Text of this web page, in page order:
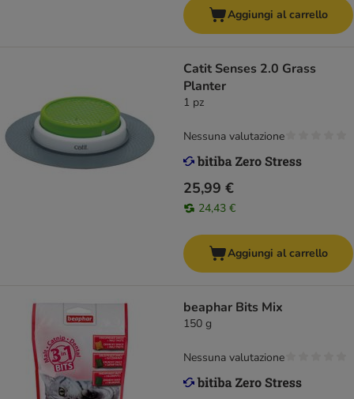
Aggiungi al carrello
Catit Senses 2.0 Grass
Planter
1 pz
25,99 €
24,43 €
Nessuna valutazione
Aggiungi al carrello
beaphar Bits Mix
150 g
Nessuna valutazione